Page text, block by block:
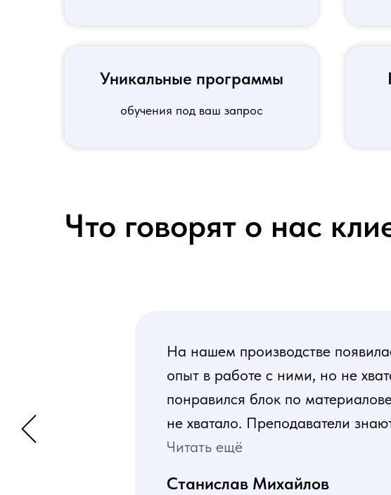
Уникальные программы
обучения под ваш запрос
Что говорят о нас
На нашем производстве
опыт в работе с ними, но не
понравился блок по
не хватало. Преподаватели
программа пошаговая и
Читать ещё
Станислав Михайлов